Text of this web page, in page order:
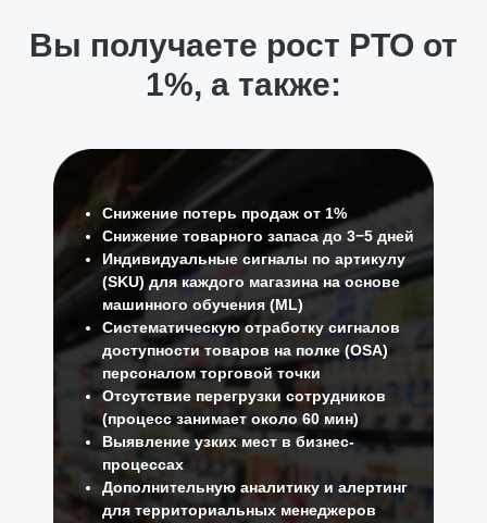
Вы получаете рост РТО от
1%, а также:
Снижение потерь продаж от 1%
Снижение товарного запаса до 3−5 дней
Индивидуальные сигналы по артикулу
(SKU) для каждого магазина на основе
машинного обучения (ML)
Систематическую отработку сигналов
доступности товаров на полке (OSA)
персоналом торговой точки
Отсутствие перегрузки сотрудников
(процесс занимает около 60 мин)
Выявление узких мест в бизнес-
процессах
Дополнительную аналитику и алертинг
для территориальных менеджеров